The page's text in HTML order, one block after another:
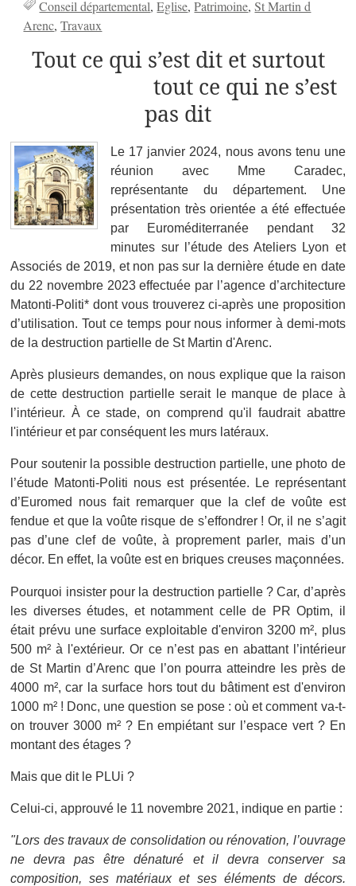
Conseil départemental Eglise Patrimoine St Martin d
Arenc Travaux
Tout ce qui s’est dit et surtout
tout ce qui ne s’est
pas dit
Le 17 janvier 2024, nous avons tenu une
réunion avec Mme Caradec,
représentante du département. Une
présentation très orientée a été effectuée
par Euroméditerranée pendant 32
minutes sur l’étude des Ateliers Lyon et
Associés de 2019, etnon pas sur la dernière étude en date
du 22 novembre 2023 effectuée par l’agence d’architecture
Matonti-Politi*dont vous trouverez ci-après une proposition
d’utilisation. Tout ce temps pour nous informer à demi-mots
de la destruction partielle de St Martin d'Arenc.
Après plusieurs demandes, on nous explique que la raison
de cette destruction partielle serait le manque de place à
l’intérieur. À ce stade, on comprend qu'il faudrait abattre
l'intérieuret par conséquentles murs latéraux.
Pour soutenir la possible destruction partielle, une photo de
l’étude Matonti-Politi nous est présentée. Le représentant
d’Euromed nous fait remarquer que la clef de voûte est
fendue et que la voûte risque de s’effondrer ! Or, il ne s’agit
pas d’une clef de voûte, à proprement parler, mais d’un
décor. En effet, la voûte est en briques creuses maçonnées.
Pourquoi insister pour la destruction partielle ? Car, d’après
les diverses études, et notamment celle de PR Optim, il
était prévu une surface exploitable d'environ 3200 m², plus
500 m² à l'extérieur. Or ce n’est pas en abattant l’intérieur
de St Martin d’Arenc que l’on pourra atteindre les près de
4000 m², car la surface hors tout du bâtiment est d'environ
1000 m² ! Donc, une question se pose : où et comment va-t-
on trouver 3000 m² ? En empiétant sur l’espace vert ? En
montant des étages ?
Mais que dit le PLUi ?
Celui-ci, approuvé le 11 novembre 2021, indique en partie :
"Lors des travaux de consolidation ou rénovation, l’ouvrage
ne devra pas être dénaturé et il devra conserver sa
composition, ses matériaux et ses éléments de décors.